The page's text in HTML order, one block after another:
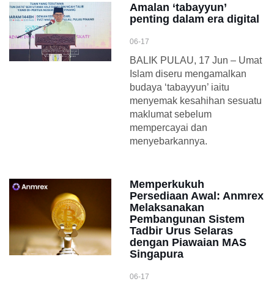
Amalan ‘tabayyun’
penting dalam era digital
06-17
BALIK PULAU, 17 Jun – Umat
Islam diseru mengamalkan
budaya ‘tabayyun’ iaitu
menyemak kesahihan sesuatu
maklumat sebelum
mempercayai dan
menyebarkannya.
Memperkukuh
Persediaan Awal: Anmrex
Melaksanakan
Pembangunan Sistem
Tadbir Urus Selaras
dengan Piawaian MAS
Singapura
06-17